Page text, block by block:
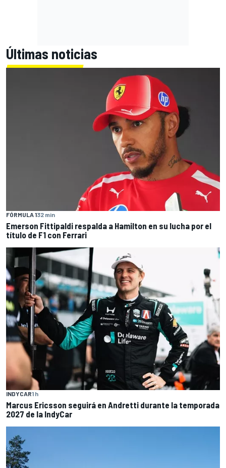
Últimas noticias
FÓRMULA 132 min
Emerson Fittipaldi respalda a Hamilton en su lucha por el
título de F1 con Ferrari
INDYCAR1 h
Marcus Ericsson seguirá en Andretti durante la temporada
2027 de la IndyCar